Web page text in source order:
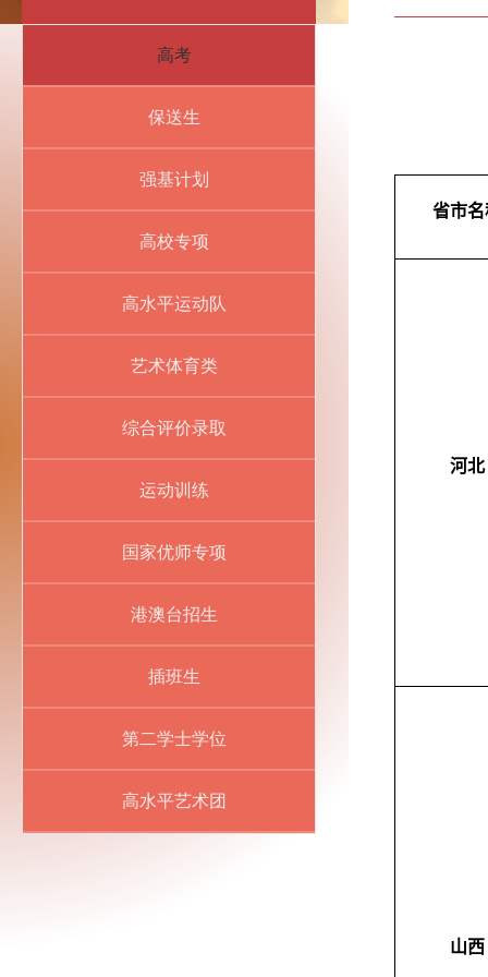
高考
保送生
强基计划
高校专项
高水平运动队
艺术体育类
综合评价录取
运动训练
国家优师专项
港澳台招生
插班生
第二学士学位
高水平艺术团
省市名
河北
山西